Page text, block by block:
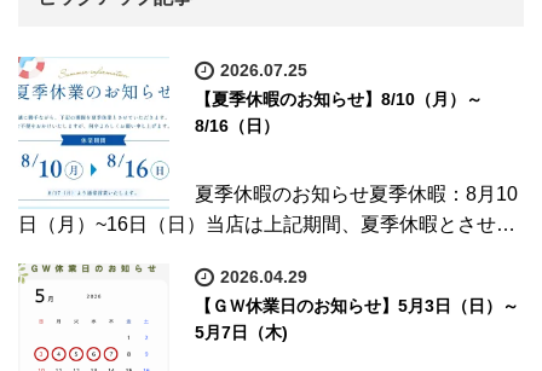
2026.07.25
【夏季休暇のお知らせ】8/10（月）～
8/16（日）
夏季休暇のお知らせ夏季休暇：8月10
日（月）~16日（日）当店は上記期間、夏季休暇とさせ…
2026.04.29
【ＧＷ休業日のお知らせ】5月3日（日）～
5月7日（木)